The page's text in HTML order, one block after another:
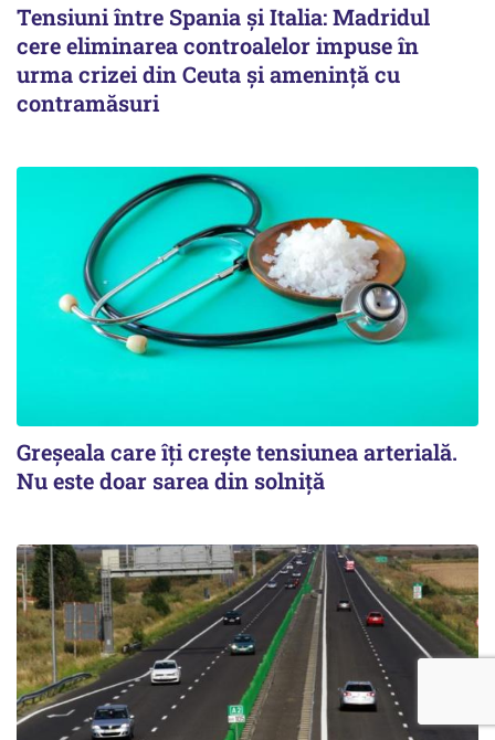
Tensiuni între Spania și Italia: Madridul
cere eliminarea controalelor impuse în
urma crizei din Ceuta și amenință cu
contramăsuri
Greșeala care îți crește tensiunea arterială.
Nu este doar sarea din solniță